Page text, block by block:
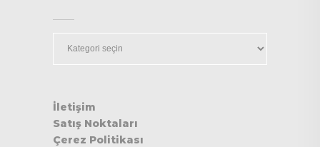
İletişim
Satış Noktaları
Çerez Politikası